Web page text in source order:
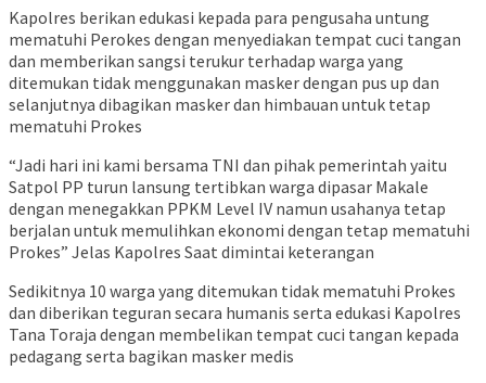
Kapolres berikan edukasi kepada para pengusaha untung
mematuhi Perokes dengan menyediakan tempat cuci tangan
dan memberikan sangsi terukur terhadap warga yang
ditemukan tidak menggunakan masker dengan pus up dan
selanjutnya dibagikan masker dan himbauan untuk tetap
mematuhi Prokes
“Jadi hari ini kami bersama TNI dan pihak pemerintah yaitu
Satpol PP turun lansung tertibkan warga dipasar Makale
dengan menegakkan PPKM Level IV namun usahanya tetap
berjalan untuk memulihkan ekonomi dengan tetap mematuhi
Prokes” Jelas Kapolres Saat dimintai keterangan
Sedikitnya 10 warga yang ditemukan tidak mematuhi Prokes
dan diberikan teguran secara humanis serta edukasi Kapolres
Tana Toraja dengan membelikan tempat cuci tangan kepada
pedagang serta bagikan masker medis